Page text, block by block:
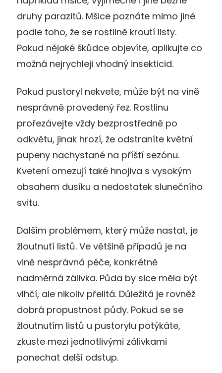
druhy parazitů. Mšice poznáte mimo jiné
podle toho, že se rostlině kroutí listy.
Pokud nějaké škůdce objevíte, aplikujte co
možná nejrychleji vhodný insekticid.
Pokud pustoryl nekvete, může být na vině
nesprávně provedený řez. Rostlinu
prořezávejte vždy bezprostředně po
odkvětu, jinak hrozí, že odstraníte květní
pupeny nachystané na příští sezónu.
Kvetení omezují také hnojiva s vysokým
obsahem dusíku a nedostatek slunečního
svitu.
Dalším problémem, který může nastat, je
žloutnutí listů. Ve většině případů je na
vině nesprávná péče, konkrétně
nadměrná zálivka. Půda by sice měla být
vlhčí, ale nikoliv přelitá. Důležitá je rovněž
dobrá propustnost půdy. Pokud se se
žloutnutím listů u pustorylu potýkáte,
zkuste mezi jednotlivými zálivkami
ponechat delší odstup.